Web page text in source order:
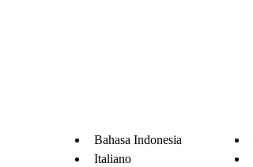
Bahasa Indonesia
Italiano